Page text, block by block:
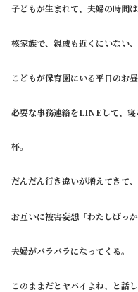
子どもが生まれて、夫婦の時間
核家族で、親戚も近くにいない
こどもが保育園にいる平日のお
必要な事務連絡をLINEして、
杯。
だんだん行き違いが増えてきて、
お互いに被害妄想「わたしばっ
夫婦がバラバラになってくる。
このままだとヤバイよね、と話